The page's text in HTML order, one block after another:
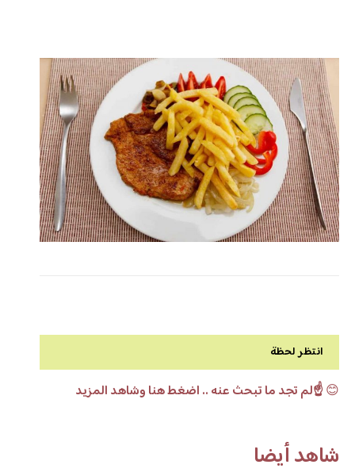
انتظر لحظة
😊☝️لم تجد ما تبحث عنه .. اضغط هنا وشاهد المزيد
شاهد أيضا